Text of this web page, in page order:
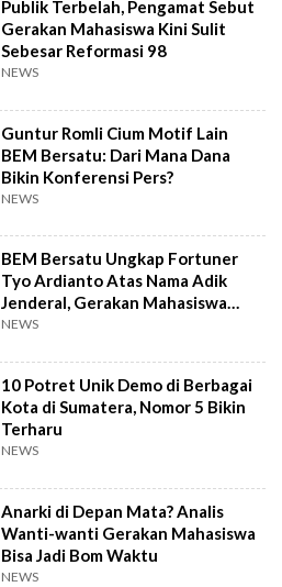
Publik Terbelah, Pengamat Sebut
Gerakan Mahasiswa Kini Sulit
Sebesar Reformasi 98
NEWS
Guntur Romli Cium Motif Lain
BEM Bersatu: Dari Mana Dana
Bikin Konferensi Pers?
NEWS
BEM Bersatu Ungkap Fortuner
Tyo Ardianto Atas Nama Adik
Jenderal, Gerakan Mahasiswa
Disusupi?
NEWS
10 Potret Unik Demo di Berbagai
Kota di Sumatera, Nomor 5 Bikin
Terharu
NEWS
Anarki di Depan Mata? Analis
Wanti-wanti Gerakan Mahasiswa
Bisa Jadi Bom Waktu
NEWS